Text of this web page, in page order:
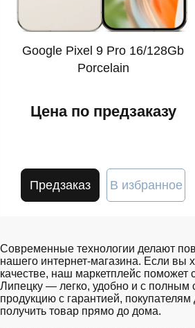
Google Pixel 9 Pro 16/128Gb
Porcelain
Цена по предзаказу
Предзаказ В избранное
Современные технологии делают
нашего интернет-магазина. Если вы
качестве, наш маркетплейс поможет
Липецку — легко, удобно и с
продукцию с гарантией,
получить товар прямо до дома.